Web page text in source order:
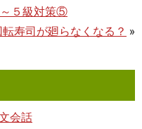
～５級対策⑤
寿司が廻らなくなる？ »
会話